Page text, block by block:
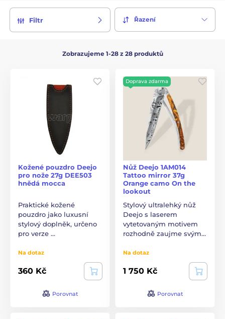
Filtr Řazení
Zobrazujeme 1-28 z 28 produktů
Kožené pouzdro Deejo
pro nože 27g DEE503
hnědá mocca
Praktické kožené
pouzdro jako luxusní
stylový doplněk, určeno
pro verze …
Na dotaz
360 Kč
Porovnat
Doprava zdarma
Nůž Deejo 1AM014
Tattoo mirror 37g
Orange camo On the
lookout
Stylový ultralehký nůž
Deejo s laserem
vytetovaným motivem
rozhodně zaujme svým…
Na dotaz
1 750 Kč
Porovnat